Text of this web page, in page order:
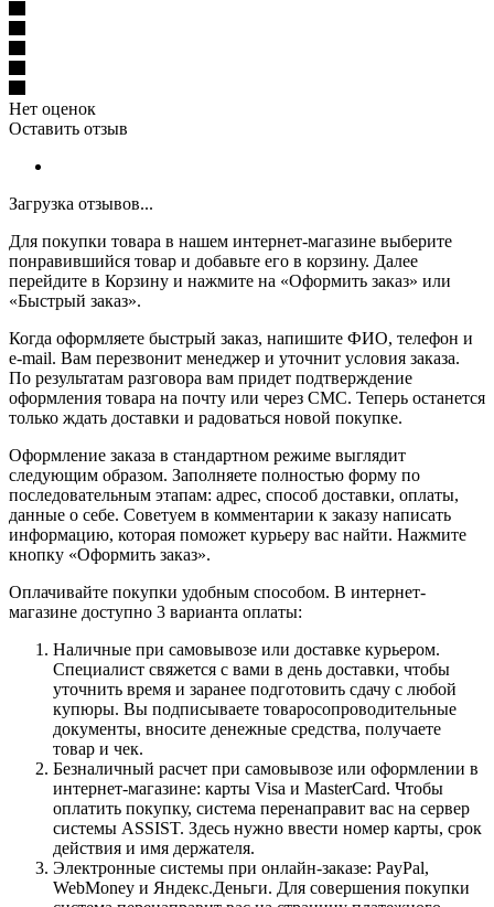
Нет оценок
Оставить отзыв
Загрузка отзывов...
Для покупки товара в нашем интернет-магазине выберите
понравившийся товар и добавьте его в корзину. Далее
перейдите в Корзину и нажмите на «Оформить заказ» или
«Быстрый заказ».
Когда оформляете быстрый заказ, напишите ФИО, телефон и
e-mail. Вам перезвонит менеджер и уточнит условия заказа.
По результатам разговора вам придет подтверждение
оформления товара на почту или через СМС. Теперь останется
только ждать доставки и радоваться новой покупке.
Оформление заказа в стандартном режиме выглядит
следующим образом. Заполняете полностью форму по
последовательным этапам: адрес, способ доставки, оплаты,
данные о себе. Советуем в комментарии к заказу написать
информацию, которая поможет курьеру вас найти. Нажмите
кнопку «Оформить заказ».
Оплачивайте покупки удобным способом. В интернет-
магазине доступно 3 варианта оплаты:
Наличные при самовывозе или доставке курьером.
Специалист свяжется с вами в день доставки, чтобы
уточнить время и заранее подготовить сдачу с любой
купюры. Вы подписываете товаросопроводительные
документы, вносите денежные средства, получаете
товар и чек.
Безналичный расчет при самовывозе или оформлении в
интернет-магазине: карты Visa и MasterCard. Чтобы
оплатить покупку, система перенаправит вас на сервер
системы ASSIST. Здесь нужно ввести номер карты, срок
действия и имя держателя.
Электронные системы при онлайн-заказе: PayPal,
WebMoney и Яндекс.Деньги. Для совершения покупки